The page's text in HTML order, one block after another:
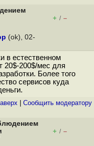
+ / –
(ok), 02-
в естественном
20$-200$/мес для
Более того
сервисов куда
Cообщить модератору
+ / –